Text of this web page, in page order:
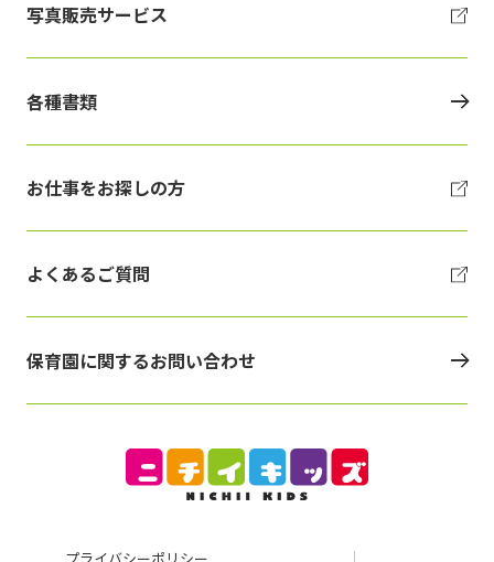
写真販売サービス
各種書類
お仕事をお探しの方
よくあるご質問
保育園に関するお問い合わせ